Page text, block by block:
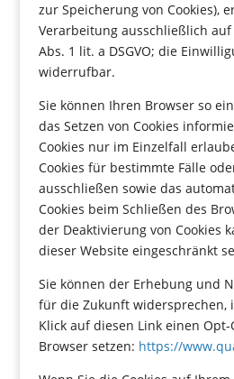
zur Speicherung von Cookies),
Verarbeitung ausschließlich
Abs. 1 lit. a DSGVO; die
widerrufbar.
Sie können Ihren Browser so
das Setzen von Cookies
Cookies nur im Einzelfall
Cookies für bestimmte Fälle
ausschließen sowie das
Cookies beim Schließen des
der Deaktivierung von Cookies
dieser Website eingeschränkt
Sie können der Erhebung und
für die Zukunft widersprechen,
Klick auf diesen Link einen
Browser setzen: https://